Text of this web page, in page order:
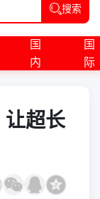
搜索
国
内
国
际
超长